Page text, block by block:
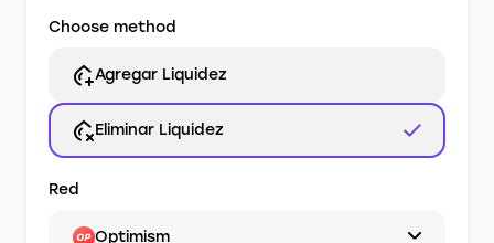
Choose method
Agregar Liquidez
Eliminar Liquidez
Red
Optimism